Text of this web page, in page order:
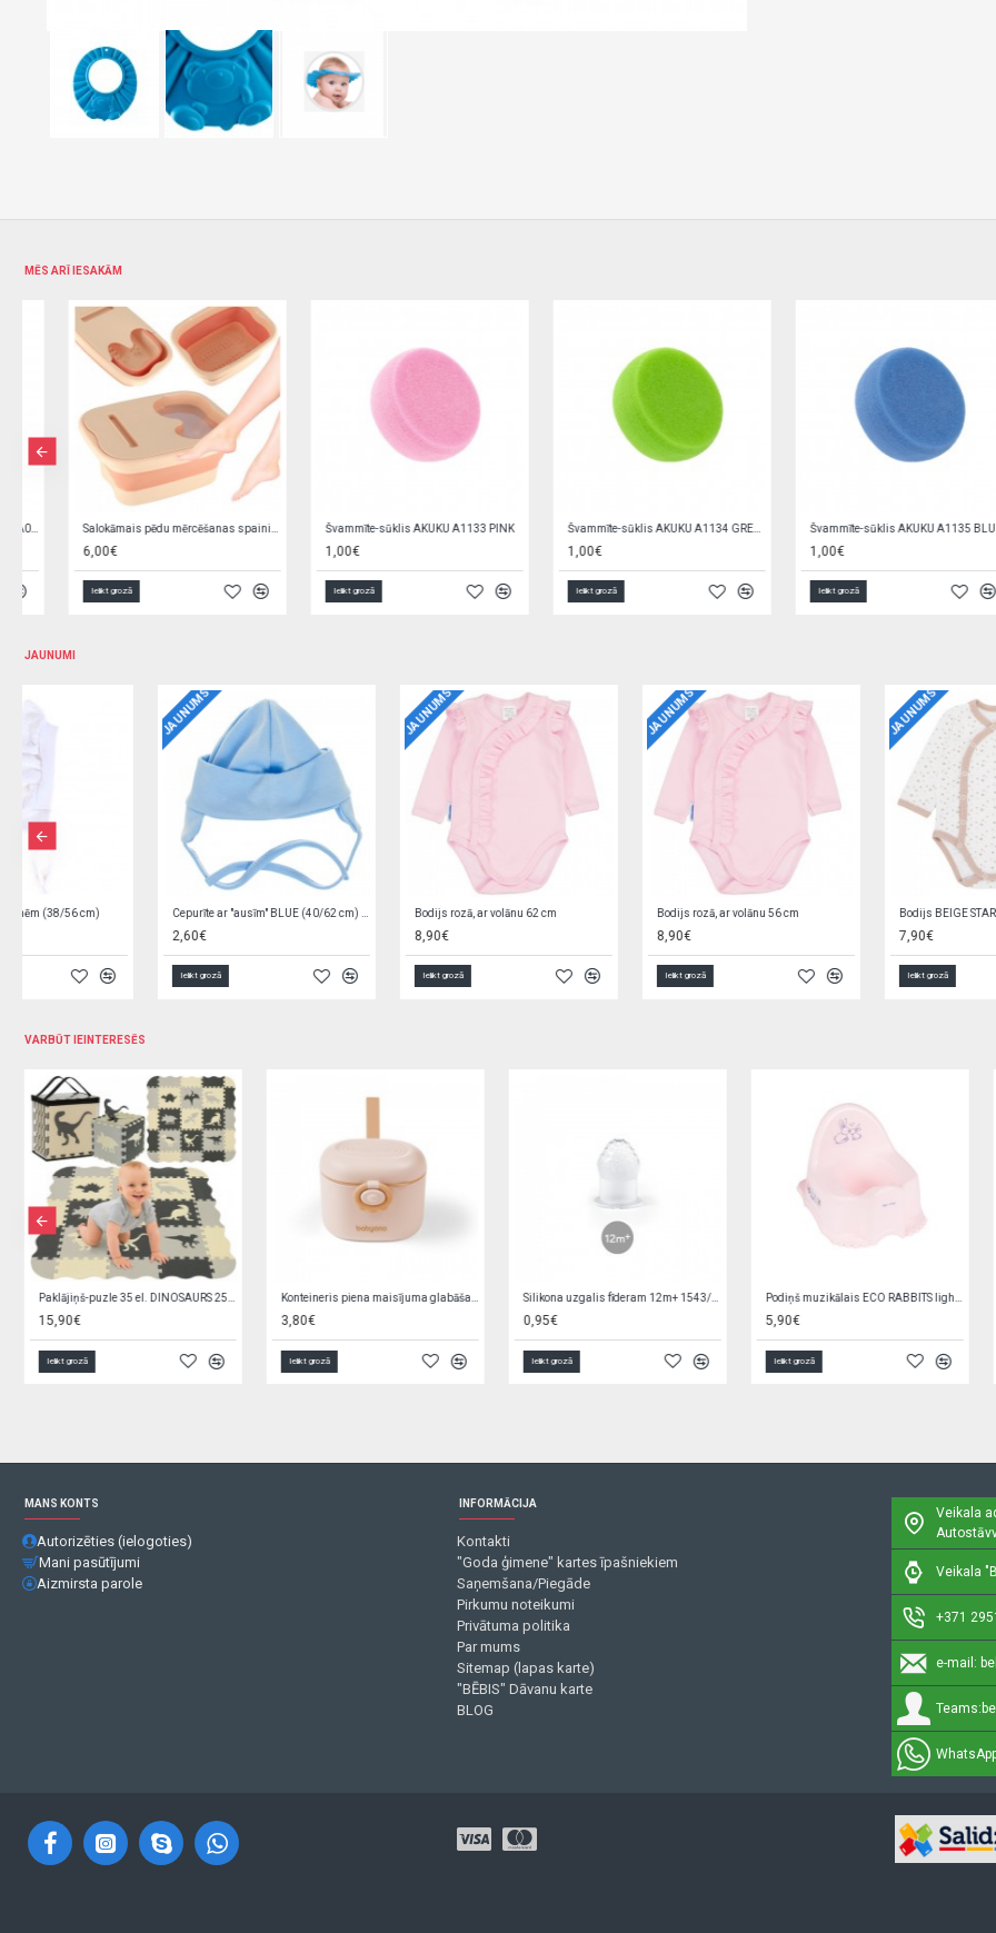
MĒS ARĪ IESAKĀM
Švammīte-sūklis AKUKU A1133 PINK Švammīte-sūklis AKUKU A1134 GREEN Švammīte-sūklis AKUKU A1135 BLUE Švammīte-sūklis vannošanai SUPER SOFT BabyOno 1640/01 pink
JAUNUMI
JAUNUMS
Bodijs rozā, ar volānu 62 cm
Ielikt grozā
JAUNUMS
Bodijs rozā, ar volānu 56 cm
Ielikt grozā
JAUNUMS
Bodijs BEIGE STARS 62 cm
Ielikt grozā
JAUNUMS
Autiņš marles BABY ZOO 70x80 cm
Ielikt grozā
VARBŪT IEINTERESĒS
Silikona uzgalis fīderam 12m+ 1543/01
0,95€
Ielikt grozā
Podiņš muzikālais ECO RABBITS light pink PO-059-104
5,90€
Ielikt grozā
Elektroniskais seifs-krājkase ar PIN 504690
6,90€
Ielikt grozā
Mini-lellīte 14 cm ZA4173
1,50€
Ielikt grozā
MANS KONTS
Autorizēties (ielogoties)
Mani pasūtījumi
Aizmirsta parole
INFORMĀCIJA
Kontakti
"Goda ģimene" kartes īpašniekiem
Saņemšana/Piegāde
Pirkumu noteikumi
Privātuma politika
Par mums
Sitemap (lapas karte)
"BĒBIS" Dāvanu karte
BLOG
Veikala
Veikala
+371
e-mail:
Teams: